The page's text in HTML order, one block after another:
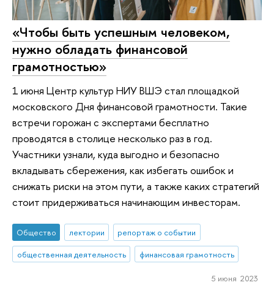
«Чтобы быть успешным человеком,
нужно обладать финансовой
грамотностью»
1 июня Центр культур НИУ ВШЭ стал площадкой
московского Дня финансовой грамотности. Такие
встречи горожан с экспертами бесплатно
проводятся в столице несколько раз в год.
Участники узнали, куда выгодно и безопасно
вкладывать сбережения, как избегать ошибок и
снижать риски на этом пути, а также каких стратегий
стоит придерживаться начинающим инвесторам.
Общество лектории
репортаж о событии
общественная деятельность
финансовая грамотность
5 июня 2023